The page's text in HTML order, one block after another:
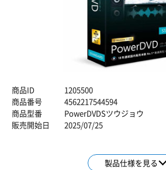
商品ID
1205500
商品番号
4562217544594
商品型番
PowerDVDSツウジョウ
販売開始日
2025/07/25
製品仕様を見る